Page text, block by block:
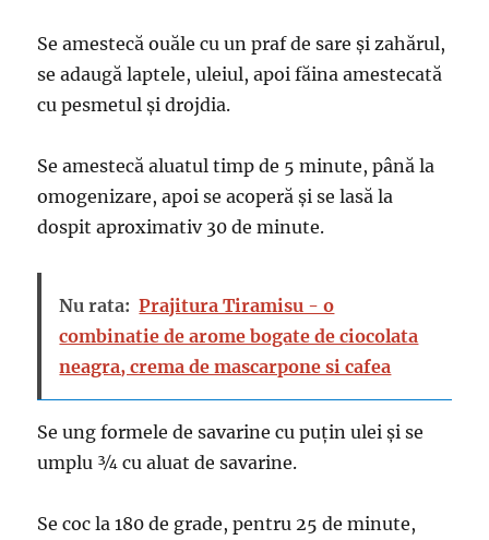
Se amestecă ouăle cu un praf de sare și zahărul,
se adaugă laptele, uleiul, apoi făina amestecată
cu pesmetul și drojdia.
Se amestecă aluatul timp de 5 minute, până la
omogenizare, apoi se acoperă și se lasă la
dospit aproximativ 30 de minute.
Nu rata: Prajitura Tiramisu - o
combinatie de arome bogate de ciocolata
neagra, crema de mascarpone si cafea
Se ung formele de savarine cu puțin ulei și se
umplu ¾ cu aluat de savarine.
Se coc la 180 de grade, pentru 25 de minute,